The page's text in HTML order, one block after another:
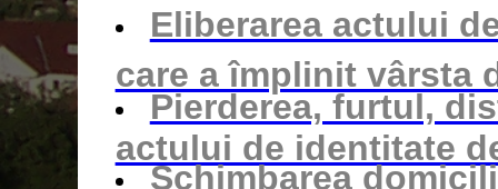
Eliberarea actului
care a împlinit vârsta
Pierderea, furtul,
actului de identitate
Schimbarea